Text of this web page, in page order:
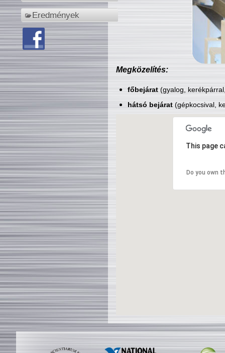
Eredmények
Megközelítés:
főbejárat(gyalog,
hátsó bejárat(gépkocsival,
This page
Do you own